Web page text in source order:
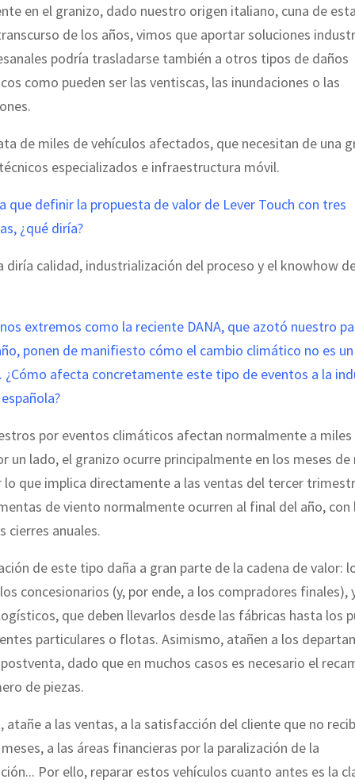
en el granizo, dado nuestro origen italiano, cuna de
de los años, vimos que aportar soluciones
podría trasladarse también a otros tipos de daños
como pueden ser las ventiscas, las inundaciones o las
de miles de vehículos afectados, que necesitan de una
especializados e infraestructura móvil.
que definir la propuesta de valor de Lever Touch con tres
¿qué diría?
diría calidad, industrialización del proceso y el knowhow
extremos como la reciente DANA, que azotó nuestro
ponen de manifiesto cómo el cambio climático no es
¿Cómo afecta concretamente este tipo de eventos a la
por eventos climáticos afectan normalmente a miles
un lado, el granizo ocurre principalmente en los meses de
lo que implica directamente a las ventas del tercer
de viento normalmente ocurren al final del año, con
cierres anuales.
de este tipo daña a gran parte de la cadena de valor:
concesionarios (y, por ende, a los compradores finales),
que deben llevarlos desde las fábricas hasta los
particulares o flotas. Asimismo, atañen a los
dado que en muchos casos es necesario el
de piezas.
atañe a las ventas, a la satisfacción del cliente que no
a las áreas financieras por la paralización de la
Por ello, reparar estos vehículos cuanto antes es la